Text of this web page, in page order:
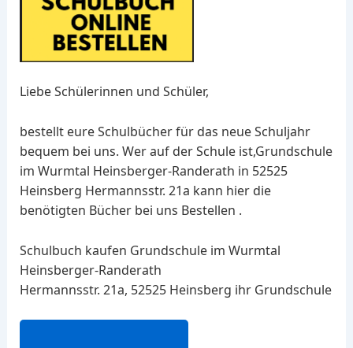
Liebe Schülerinnen und Schüler,
bestellt eure Schulbücher für das neue Schuljahr
bequem bei uns. Wer auf der Schule ist,Grundschule
im Wurmtal Heinsberger-Randerath in 52525
Heinsberg Hermannsstr. 21a kann hier die
benötigten Bücher bei uns Bestellen .
Schulbuch kaufen Grundschule im Wurmtal
Heinsberger-Randerath
Hermannsstr. 21a, 52525 Heinsberg ihr Grundschule